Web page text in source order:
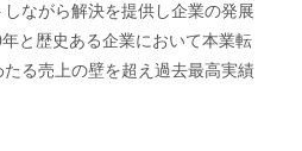
ながら解決を提供し企業の発展
と歴史ある企業において本業転
る売上の壁を超え過去最高実績